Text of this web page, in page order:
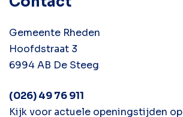
Gemeente Rheden
Hoofdstraat 3
6994 AB De Steeg
(026) 49 76 911
Kijk voor actuele openingstijden op